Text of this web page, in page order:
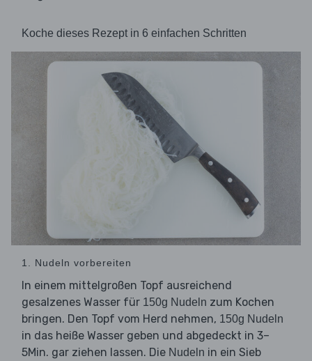
Koche dieses Rezept in 6 einfachen Schritten
1. Nudeln vorbereiten
In einem mittelgroßen Topf ausreichend
gesalzenes Wasser für 150g Nudeln zum Kochen
bringen. Den Topf vom Herd nehmen, 150g Nudeln
in das heiße Wasser geben und abgedeckt in 3–
5Min. gar ziehen lassen. Die Nudeln in ein Sieb